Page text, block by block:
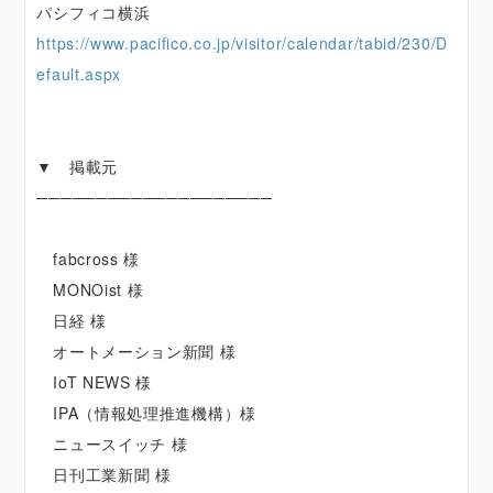
パシフィコ横浜
https://www.pacifico.co.jp/visitor/calendar/tabid/230/D
efault.aspx
▼ 掲載元
────────────────────
fabcross 様
MONOist 様
日経 様
オートメーション新聞 様
IoT NEWS 様
IPA（情報処理推進機構）様
ニュースイッチ 様
日刊工業新聞 様